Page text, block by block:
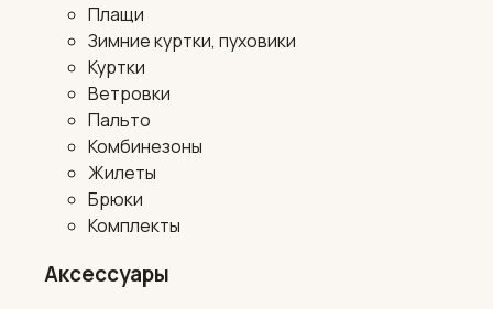
Плащи
Зимние куртки, пуховики
Куртки
Ветровки
Пальто
Комбинезоны
Жилеты
Брюки
Комплекты
Аксессуары